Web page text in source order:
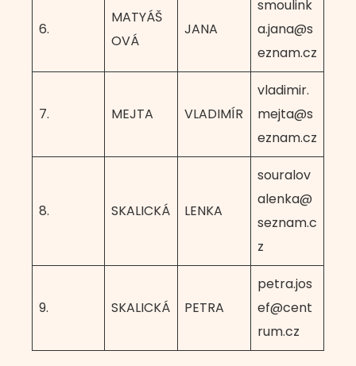
6.
MATYÁŠ
OVÁ
JANA
smoulink
a.jana@s
eznam.cz
7. MEJTA VLADIMÍR
vladimir.
mejta@s
eznam.cz
8. SKALICKÁ LENKA
souralov
alenka@
seznam.c
z
9. SKALICKÁ PETRA
petra.jos
ef@cent
rum.cz